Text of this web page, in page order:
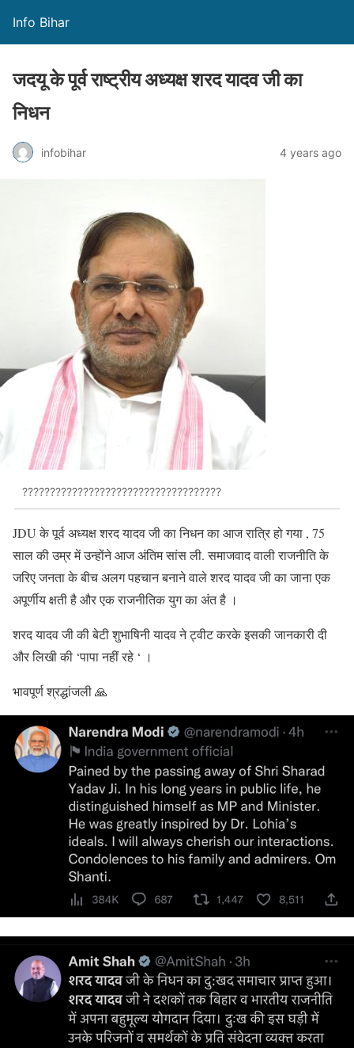
Info Bihar
जदयू के पूर्व राष्ट्रीय अध्यक्ष शरद यादव जी का
निधन
infobihar 4 years ago
????????????????????????????????????
JDU के पूर्व अध्यक्ष शरद यादव जी का निधन का आज रात्रि हो गया , 75
साल की उम्र में उन्होंने आज अंतिम सांस ली. समाजवाद वाली राजनीति के
जरिए जनता के बीच अलग पहचान बनाने वाले शरद यादव जी का जाना एक
अपूर्णीय क्षती है और एक राजनीतिक युग का अंत है ।
शरद यादव जी की बेटी शुभाषिनी यादव ने ट्वीट करके इसकी जानकारी दी
और लिखी की ‘पापा नहीं रहे ‘ ।
भावपूर्ण श्रद्धांजली 🙏